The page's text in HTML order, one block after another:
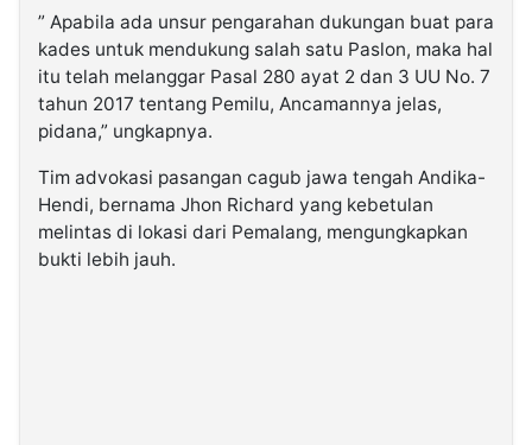
” Apabila ada unsur pengarahan dukungan buat para
kades untuk mendukung salah satu Paslon, maka hal
itu telah melanggar Pasal 280 ayat 2 dan 3 UU No. 7
tahun 2017 tentang Pemilu, Ancamannya jelas,
pidana,” ungkapnya.
Tim advokasi pasangan cagub jawa tengah Andika-
Hendi, bernama Jhon Richard yang kebetulan
melintas di lokasi dari Pemalang, mengungkapkan
bukti lebih jauh.